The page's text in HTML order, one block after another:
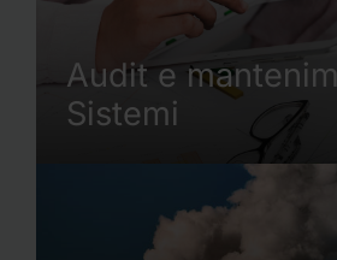
Audit e
Sistemi